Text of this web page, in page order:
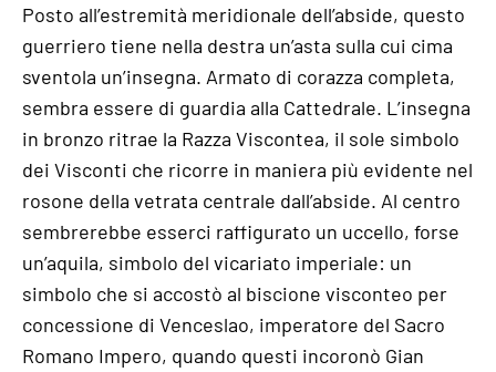
Posto all’estremità meridionale dell’abside, questo
guerriero tiene nella destra un’asta sulla cui cima
sventola un’insegna. Armato di corazza completa,
sembra essere di guardia alla Cattedrale. L’insegna
in bronzo ritrae la Razza Viscontea, il sole simbolo
dei Visconti che ricorre in maniera più evidente nel
rosone della vetrata centrale dall’abside. Al centro
sembrerebbe esserci raffigurato un uccello, forse
un’aquila, simbolo del vicariato imperiale: un
simbolo che si accostò al biscione visconteo per
concessione di Venceslao, imperatore del Sacro
Romano Impero, quando questi incoronò Gian